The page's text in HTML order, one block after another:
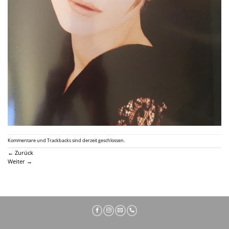
Kommentare und Trackbacks sind derzeit geschlossen.
← Zurück
Weiter →